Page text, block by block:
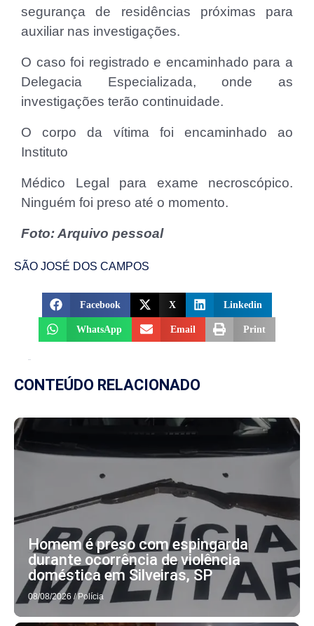
segurança de residências próximas para
auxiliar nas investigações.
O caso foi registrado e encaminhado para a
Delegacia Especializada, onde as
investigações terão continuidade.
O corpo da vítima foi encaminhado ao
Instituto
Médico Legal para exame necroscópico.
Ninguém foi preso até o momento.
Foto: Arquivo pessoal
SÃO JOSÉ DOS CAMPOS
Facebook X Linkedin
WhatsApp Email Print
CONTEÚDO RELACIONADO
Homem é preso com espingarda
durante ocorrência de violência
doméstica em Silveiras, SP
08/08/2026 / Polícia